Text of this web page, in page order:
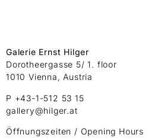
Galerie Ernst Hilger
Dorotheergasse 5/ 1. floor
1010 Vienna, Austria
P +43-1-512 53 15
gallery@hilger.at
Öffnungszeiten / Opening Hours